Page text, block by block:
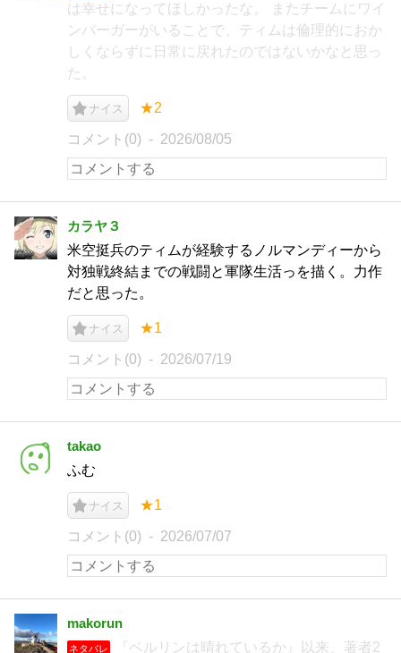
は幸せになってほしかったな。 またチームにワイ
ンバーガーがいることで、ティムは倫理的におか
しくならずに日常に戻れたのではないかなと思っ
た。
ナイス ★2
コメント(0) 2026/08/05
カラヤ３
米空挺兵のティムが経験するノルマンディーから
対独戦終結までの戦闘と軍隊生活っを描く。力作
だと思った。
ナイス ★1
コメント(0) 2026/07/19
takao
ふむ
ナイス ★1
コメント(0) 2026/07/07
makorun
ネタバレ 『ベルリンは晴れているか』以来、著者2